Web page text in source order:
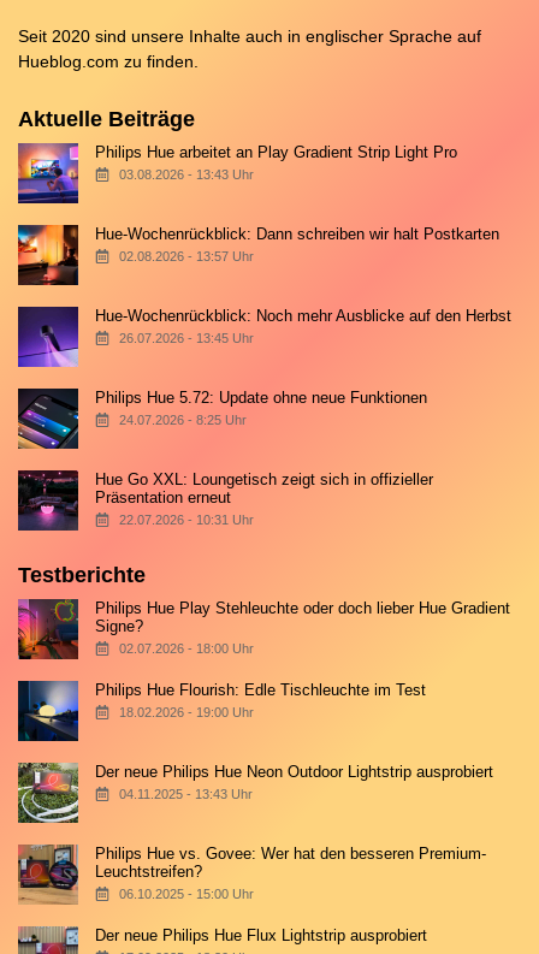
Seit 2020 sind unsere Inhalte auch in englischer Sprache auf
Hueblog.com zu finden.
Aktuelle Beiträge
Philips Hue arbeitet an Play Gradient Strip Light Pro
03.08.2026 - 13:43 Uhr
Hue-Wochenrückblick: Dann schreiben wir halt Postkarten
02.08.2026 - 13:57 Uhr
Hue-Wochenrückblick: Noch mehr Ausblicke auf den Herbst
26.07.2026 - 13:45 Uhr
Philips Hue 5.72: Update ohne neue Funktionen
24.07.2026 - 8:25 Uhr
Hue Go XXL: Loungetisch zeigt sich in offizieller
Präsentation erneut
22.07.2026 - 10:31 Uhr
Testberichte
Philips Hue Play Stehleuchte oder doch lieber Hue Gradient
Signe?
02.07.2026 - 18:00 Uhr
Philips Hue Flourish: Edle Tischleuchte im Test
18.02.2026 - 19:00 Uhr
Der neue Philips Hue Neon Outdoor Lightstrip ausprobiert
04.11.2025 - 13:43 Uhr
Philips Hue vs. Govee: Wer hat den besseren Premium-
Leuchtstreifen?
06.10.2025 - 15:00 Uhr
Der neue Philips Hue Flux Lightstrip ausprobiert